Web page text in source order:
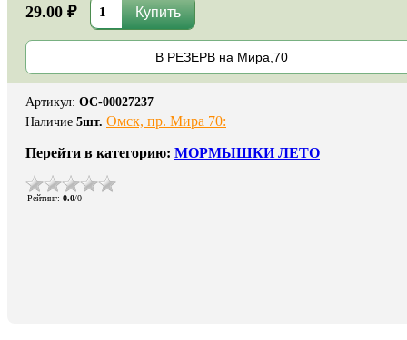
29.00 ₽
В РЕЗЕРВ на Мира,70
Артикул: ОС-00027237
Наличие 5шт. Омск, пр. Мира 70:
Перейти в категорию: МОРМЫШКИ ЛЕТО
Рейтинг: 0.0/0